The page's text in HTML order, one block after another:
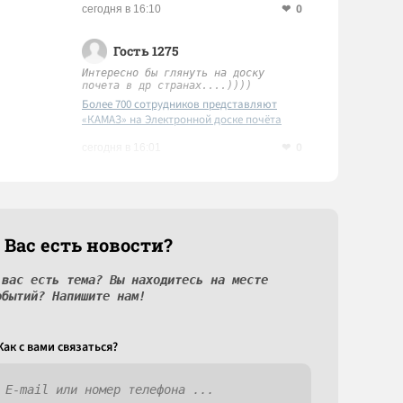
сегодня в 16:10 0
Гость 1275
Интересно бы глянуть на доску
почета в др странах....))))
Более 700 сотрудников представляют
«КАМАЗ» на Электронной доске почёта
есть новости?
есть тема? Вы находитесь на месте
Напишите нам!
c вами связаться?